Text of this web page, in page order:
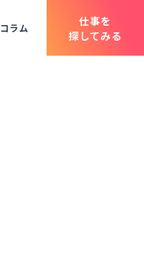
コラム
仕事を
探してみる